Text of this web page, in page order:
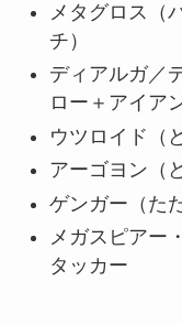
メタグロス（
チ）
ディアルガ／
ロー＋アイア
ウツロイド（
アーゴヨン（
ゲンガー（た
メガスピアー
タッカー